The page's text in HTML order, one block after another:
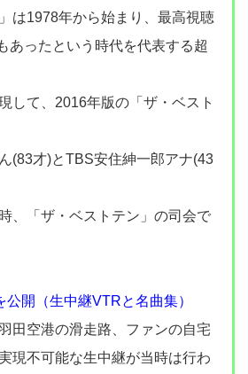
は1978年から始まり、最高視聴
あったという時代を代表する超
して、2016年版の「ザ・ベスト
(83才)とTBS安住紳一郎アナ(43
、「ザ・ベストテン」の司会で
開（生中継VTRと名曲集）
田空港の滑走路、ファンの自宅
現不可能な生中継が当時は行わ